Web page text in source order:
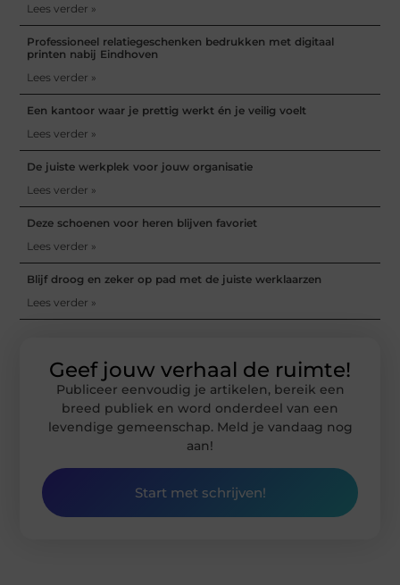
Lees verder »
Professioneel relatiegeschenken bedrukken met digitaal
printen nabij Eindhoven
Lees verder »
Een kantoor waar je prettig werkt én je veilig voelt
Lees verder »
De juiste werkplek voor jouw organisatie
Lees verder »
Deze schoenen voor heren blijven favoriet
Lees verder »
Blijf droog en zeker op pad met de juiste werklaarzen
Lees verder »
Geef jouw verhaal de ruimte!
Publiceer eenvoudig je artikelen, bereik een
breed publiek en word onderdeel van een
levendige gemeenschap. Meld je vandaag nog
aan!
Start met schrijven!